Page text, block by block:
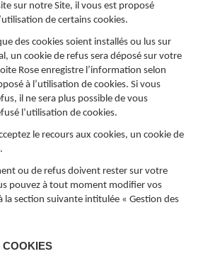
sur notre Site, il vous est proposé
de certains cookies.
des cookies soient installés ou lus sur
un cookie de refus sera déposé sur votre
Rose enregistre l’information selon
à l’utilisation de cookies. Si vous
il ne sera plus possible de vous
l’utilisation de cookies.
le recours aux cookies, un cookie de
ou de refus doivent rester sur votre
pouvez à tout moment modifier vos
la section suivante intitulée « Gestion des